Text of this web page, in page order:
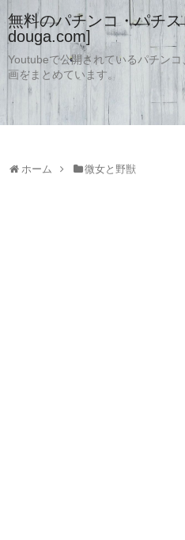
無料のパチンコ・パチ
douga.com]
Youtubeで公開されているパチン
画をまとめています。
ホーム 微女と野獣